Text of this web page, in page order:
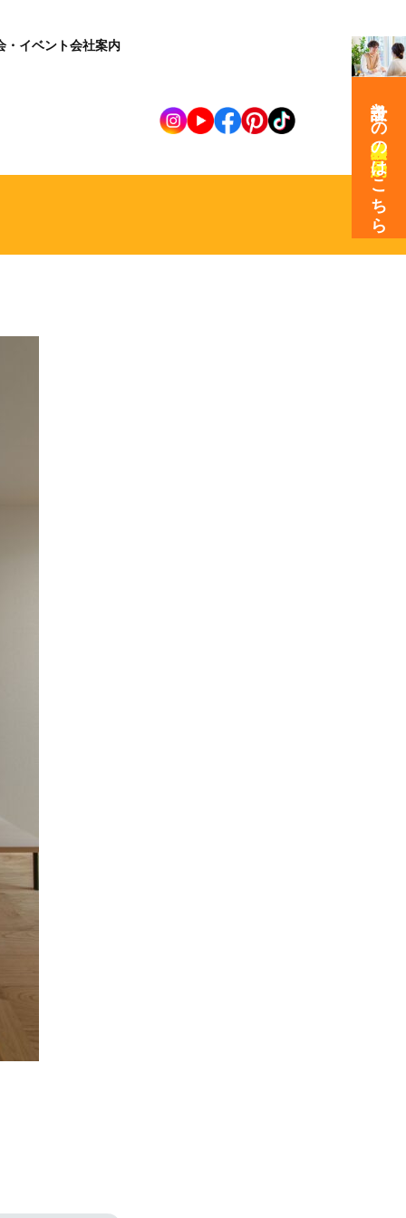
・イベント会社案内
設計士との
の
はこちら